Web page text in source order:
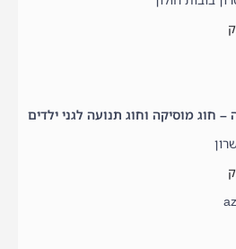
– חוג מוסיקה וחוג תנועה לגני ילדים